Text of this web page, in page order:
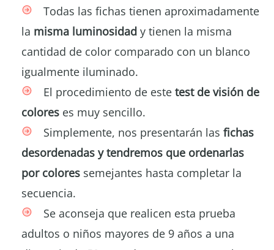
Todas las fichas tienen aproximadamente
la misma luminosidad y tienen la misma
cantidad de color comparado con un blanco
igualmente iluminado.
El procedimiento de este test de visión de
colores es muy sencillo.
Simplemente, nos presentarán las fichas
desordenadas y tendremos que ordenarlas
por colores semejantes hasta completar la
secuencia.
Se aconseja que realicen esta prueba
adultos o niños mayores de 9 años a una